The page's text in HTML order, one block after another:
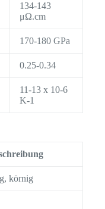
134-143
μΩ.cm
170-180 GPa
0.25-0.34
11-13 x 10-6
K-1
körnig